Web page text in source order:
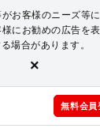
お客様のニーズ等
にお勧めの広告を
場合があります。
×
無料会員